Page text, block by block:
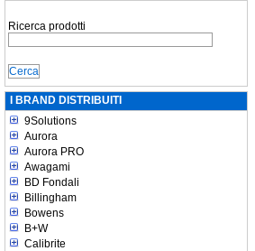
Ricerca prodotti
I BRAND DISTRIBUITI
9Solutions
Aurora
Aurora PRO
Awagami
BD Fondali
Billingham
Bowens
B+W
Calibrite